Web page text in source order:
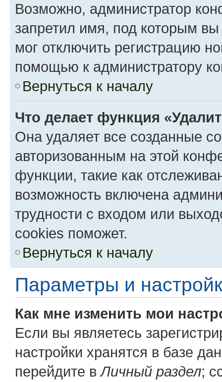
Возможно, администратор
запретил имя, под которым
мог отключить регистрацию
помощью к администратору
Вернуться к началу
Что делает функция
Она удаляет все созданные
авторизованным на этой
функции, такие как
возможность включена
трудности с входом или
cookies поможет.
Вернуться к началу
Параметры и
Как мне изменить мои
Если вы являетесь
настройки хранятся в базе
перейдите вЛичный раздел;